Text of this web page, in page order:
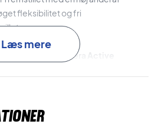
fleksibilitet og fri
– køb dine Cuera Active
Læs mere